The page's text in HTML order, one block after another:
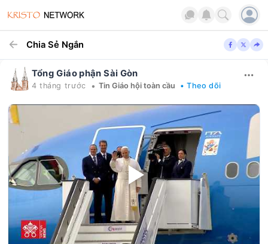
Chia Sẻ Ngắn
Tổng Giáo phận Sài Gòn
4 tháng trước • Tin Giáo hội toàn cầu • Theo dõi